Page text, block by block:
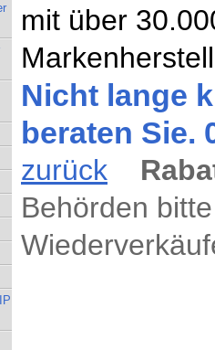
mit über
Nicht lange
beraten Sie.
zurück
Behörden